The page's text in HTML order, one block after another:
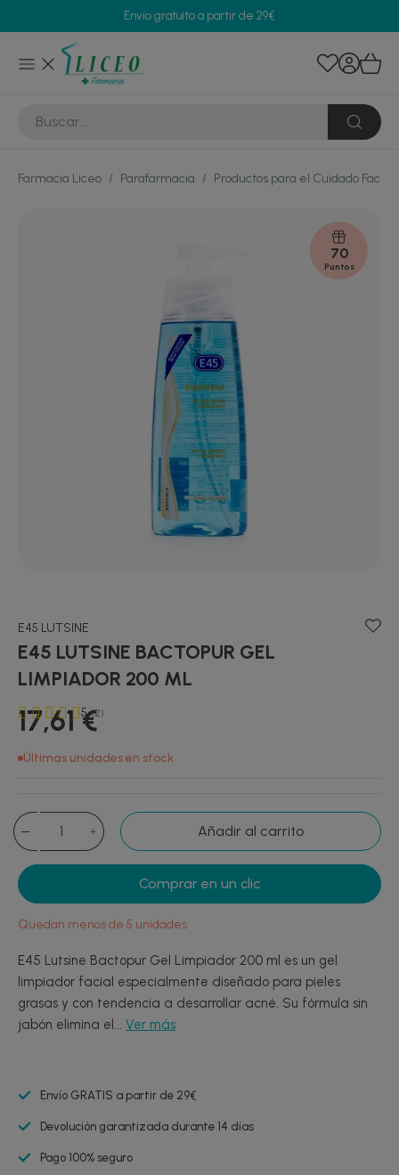
Envío gratuito a partir de 29€
Farmacia Liceo / Parafarmacia / Productos para el Cuidado Facial
70
Puntos
E45 LUTSINE
E45 LUTSINE BACTOPUR GEL
LIMPIADOR 200 ML
17,61 €
5 (2)
Últimas unidades en stock
Añadir al carrito
Comprar en un clic
Quedan menos de 5 unidades
E45 Lutsine Bactopur Gel Limpiador 200 ml es un gel
limpiador facial especialmente diseñado para pieles
grasas y con tendencia a desarrollar acné. Su fórmula sin
jabón elimina el... Ver más
Envío GRATIS a partir de 29€
Devolución garantizada durante 14 días
Pago 100% seguro